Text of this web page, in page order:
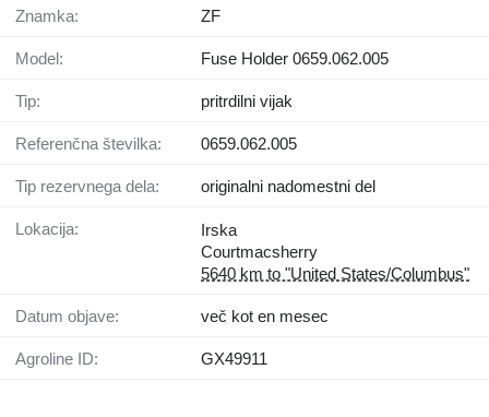
Znamka: ZF
Model: Fuse Holder 0659.062.005
Tip: pritrdilni vijak
Referenčna številka: 0659.062.005
Tip rezervnega dela: originalni nadomestni del
Lokacija:
Irska
Courtmacsherry
5640 km to "United States/Columbus"
Datum objave: več kot en mesec
Agroline ID: GX49911